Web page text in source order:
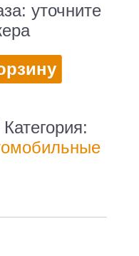
уточните
Категория: